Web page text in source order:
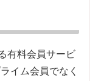
有料会員サービ
イム会員でなく